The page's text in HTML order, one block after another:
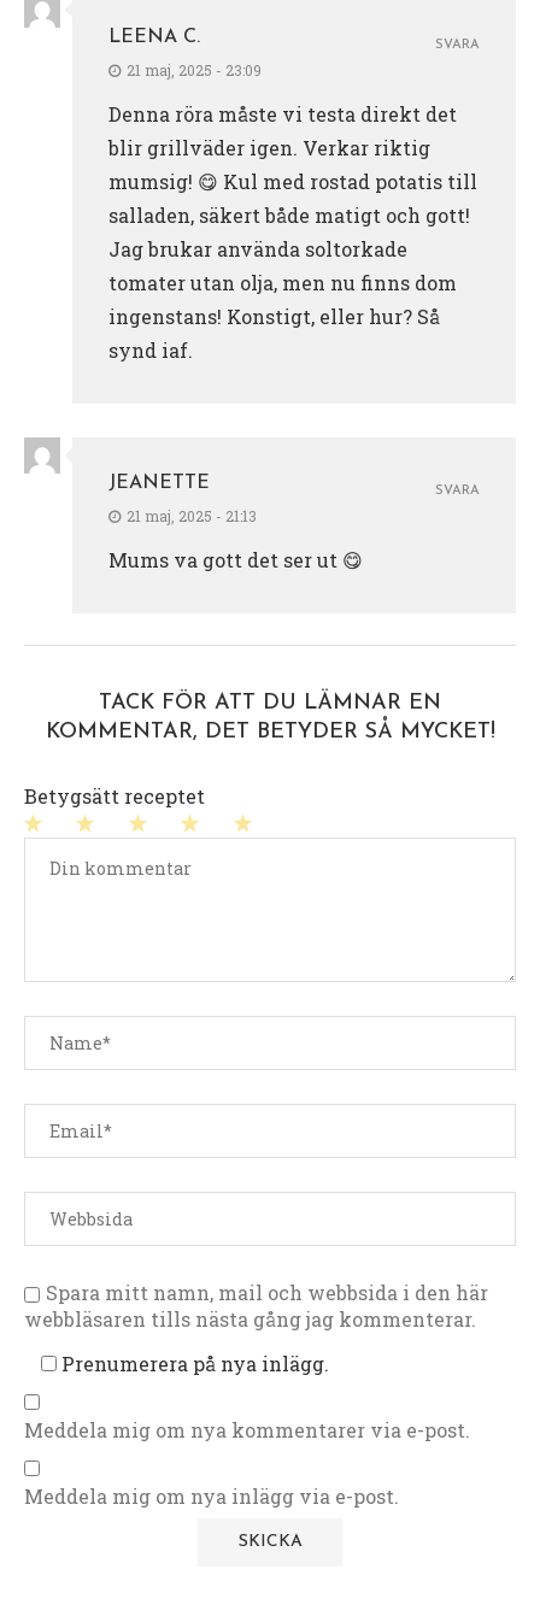
LEENA C.
21 maj, 2025 - 23:09
Denna röra måste vi testa direkt det
blir grillväder igen. Verkar riktig
mumsig! 😋 Kul med rostad potatis till
salladen, säkert både matigt och gott!
Jag brukar använda soltorkade
tomater utan olja, men nu finns dom
ingenstans! Konstigt, eller hur? Så
synd iaf.
SVARA
JEANETTE
21 maj, 2025 - 21:13
Mums va gott det ser ut 😋
SVARA
TACK FÖR ATT DU LÄMNAR EN
KOMMENTAR, DET BETYDER SÅ MYCKET!
Betygsätt receptet
stjärnor
stjärnor
stjärnor
stjärna
Spara mitt namn, mail och webbsida i den här
webbläsaren tills nästa gång jag kommenterar.
Prenumerera på nya inlägg.
Meddela mig om nya kommentarer via e-post.
Meddela mig om nya inlägg via e-post.